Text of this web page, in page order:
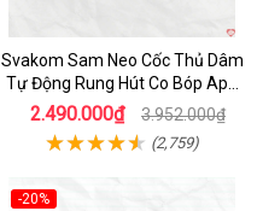
Svakom Sam Neo Cốc Thủ Dâm
Tự Động Rung Hút Co Bóp App
Điều Khiển
2.490.000₫ 3.952.000₫
(2,759)
-20%